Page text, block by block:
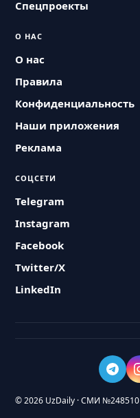
Спецпроекты
О НАС
О нас
Правила
Конфиденциальность
Наши приложения
Реклама
СОЦСЕТИ
Telegram
Instagram
Facebook
Twitter/X
LinkedIn
© 2026 UzDaily · СМИ №248510